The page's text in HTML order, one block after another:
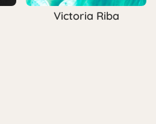
Victoria Riba